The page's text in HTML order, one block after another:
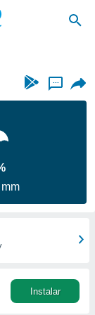
...
Instalar